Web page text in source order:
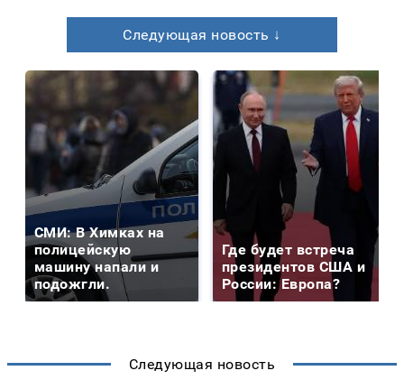
Следующая новость ↓
СМИ: В Химках на
полицейскую
машину напали и
подожгли.
Где будет встреча
президентов США и
России: Европа?
Следующая новость